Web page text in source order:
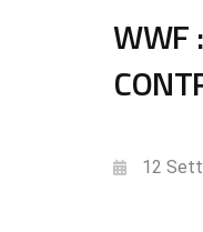
WWF
12